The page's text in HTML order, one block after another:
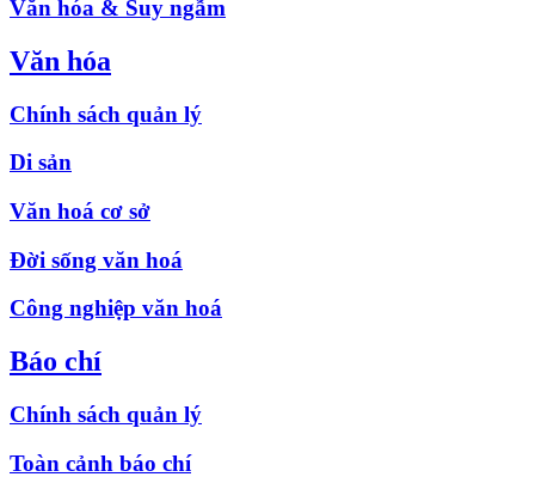
Văn hóa & Suy ngẫm
Văn hóa
Chính sách quản lý
Di sản
Văn hoá cơ sở
Đời sống văn hoá
Công nghiệp văn hoá
Báo chí
Chính sách quản lý
Toàn cảnh báo chí